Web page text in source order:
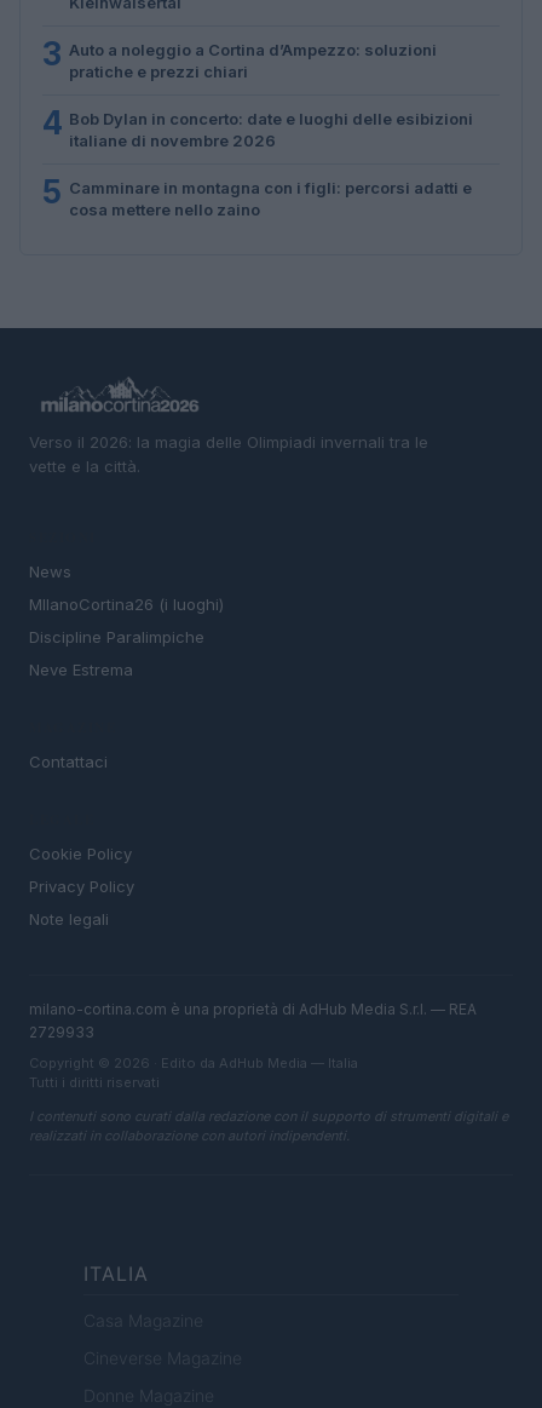
3 Auto a noleggio a Cortina d’Ampezzo: soluzioni
pratiche e prezzi chiari
4 Bob Dylan in concerto: date e luoghi delle esibizioni
italiane di novembre 2026
5 Camminare in montagna con i figli: percorsi adatti e
cosa mettere nello zaino
Verso il 2026: la magia delle Olimpiadi invernali tra le
vette e la città.
News
MIlanoCortina26 (i luoghi)
Discipline Paralimpiche
Neve Estrema
Contattaci
Cookie Policy
Privacy Policy
Note legali
milano-cortina.com è una proprietà di AdHub Media S.r.l. — REA
2729933
Copyright © 2026 · Edito da AdHub Media — Italia
Tutti i diritti riservati
I contenuti sono curati dalla redazione con il supporto di strumenti digitali e
realizzati in collaborazione con autori indipendenti.
ITALIA
Casa Magazine
Cineverse Magazine
Donne Magazine